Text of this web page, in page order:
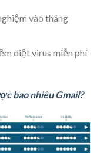
vào tháng
diệt virus miễn phí
bao nhiêu Gmail?